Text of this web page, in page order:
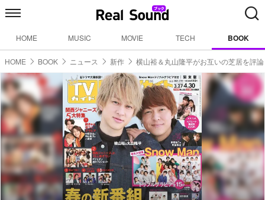
HOME MUSIC MOVIE TECH BOOK
HOME BOOK ニュース 新作 横山裕＆丸山隆平がお互いの芝居を評